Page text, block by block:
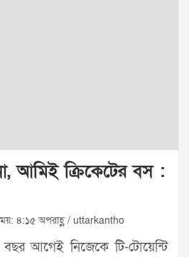
আমিই ক্রিকেটের বস :
৪:১৫ অপরাহ্ণ / uttarkantho
আগেই নিজেকে টি-টোয়েন্টি